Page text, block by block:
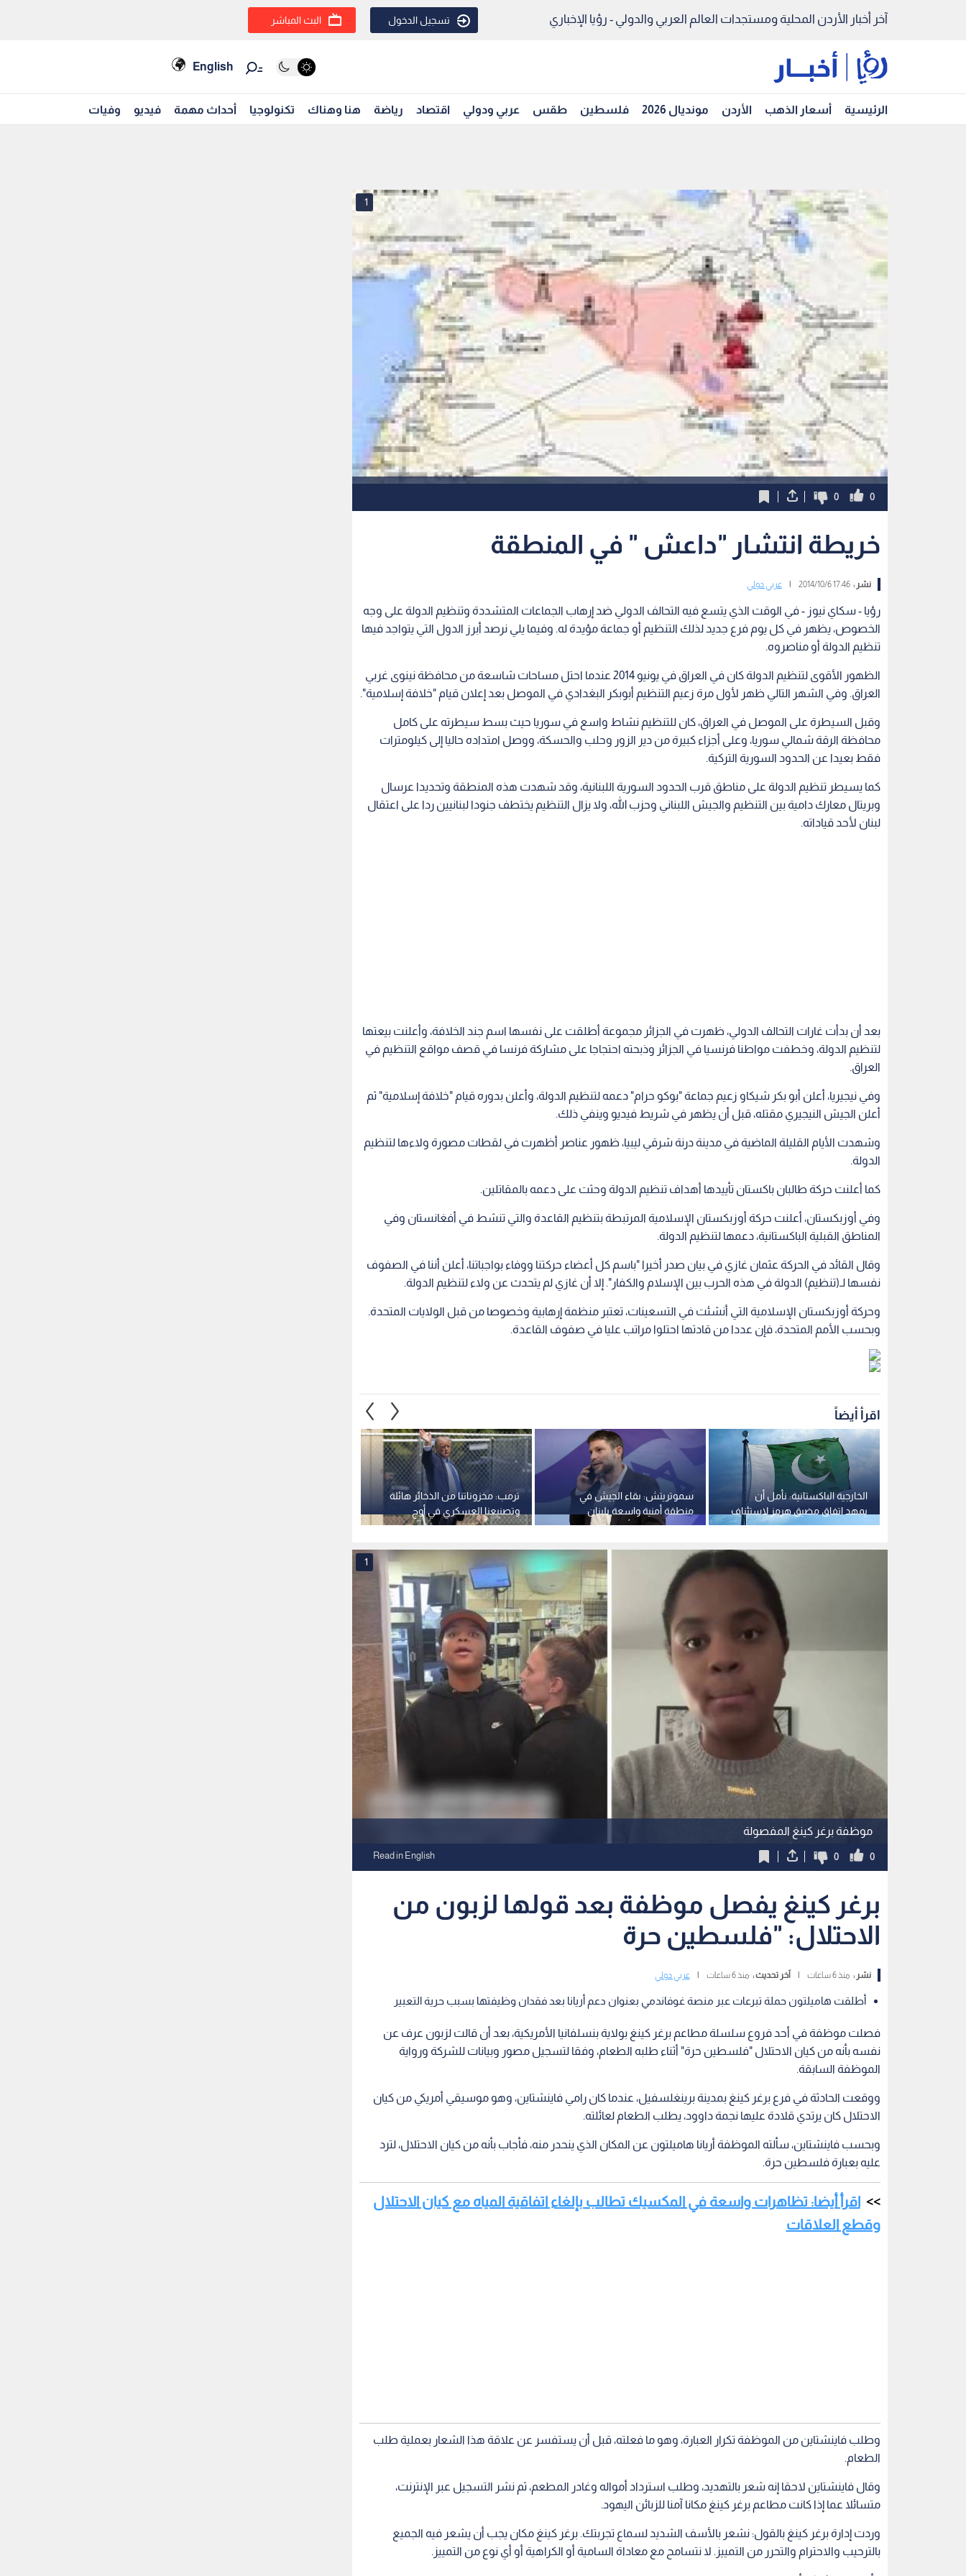
آخر أخبار الأردن المحلية ومستجدات العالم العربي والدولي - رؤيا الإخباري تسجيل الدخول البث المباشر
English
الرئيسية أسعار الذهب الأردن مونديال 2026 فلسطين طقس عربي ودولي اقتصاد رياضة هنا وهناك تكنولوجيا أحداث مهمة فيديو وفيات
1
0
0
خريطة انتشار "داعش " في المنطقة
نشر :17:46 2014/10/6 عربي دولي
رؤيا - سكاي نيوز - في الوقت الذي يتسع فيه التحالف الدولي ضد إرهاب الجماعات المتشددة وتنظيم الدولة على وجه
الخصوص، يظهر في كل يوم فرع جديد لذلك التنظيم أو جماعة مؤيدة له. وفيما يلي نرصد أبرز الدول التي يتواجد فيها
تنظيم الدولة أو مناصروه.
الظهور الأقوى لتنظيم الدولة كان في العراق في يونيو 2014 عندما احتل مساحات شاسعة من محافظة نينوى غربي
العراق. وفي الشهر التالي ظهر لأول مرة زعيم التنظيم أبوبكر البغدادي في الموصل بعد إعلان قيام "خلافة إسلامية".
وقبل السيطرة على الموصل في العراق، كان للتنظيم نشاط واسع في سوريا حيث بسط سيطرته على كامل
محافظة الرقة شمالي سوريا، وعلى أجزاء كبيرة من دير الزور وحلب والحسكة، ووصل امتداده حاليا إلى كيلومترات
فقط بعيدا عن الحدود السورية التركية.
كما يسيطر تنظيم الدولة على مناطق قرب الحدود السورية اللبنانية، وقد شهدت هذه المنطقة وتحديدا عرسال
وبريتال معارك دامية بين التنظيم والجيش اللبناني وحزب الله، ولا يزال التنظيم يختطف جنودا لبنانيين ردا على اعتقال
لبنان لأحد قياداته.
بعد أن بدأت غارات التحالف الدولي، ظهرت في الجزائر مجموعة أطلقت على نفسها اسم جند الخلافة، وأعلنت بيعتها
لتنظيم الدولة، وخطفت مواطنا فرنسيا في الجزائر وذبحته احتجاجا على مشاركة فرنسا في قصف مواقع التنظيم في
العراق.
وفي نيجيريا، أعلن أبو بكر شيكاو زعيم جماعة "بوكو حرام" دعمه لتنظيم الدولة، وأعلن بدوره قيام "خلافة إسلامية" ثم
أعلن الجيش النيجيري مقتله، قبل أن يظهر في شريط فيديو وينفي ذلك.
وشهدت الأيام القليلة الماضية في مدينة درنة شرقي ليبيا، ظهور عناصر أظهرت في لقطات مصورة ولاءها لتنظيم
الدولة.
كما أعلنت حركة طالبان باكستان تأييدها أهداف تنظيم الدولة وحثت على دعمه بالمقاتلين.
وفي أوزبكستان، أعلنت حركة أوزبكستان الإسلامية المرتبطة بتنظيم القاعدة والتي تنشط في أفغانستان وفي
المناطق القبلية الباكستانية، دعمها لتنظيم الدولة.
وقال القائد في الحركة عثمان غازي في بيان صدر أخيرا "باسم كل أعضاء حركتنا ووفاء بواجباتنا، أعلن أننا في الصفوف
نفسها لـ(تنظيم) الدولة في هذه الحرب بين الإسلام والكفار". إلا أن غازي لم يتحدث عن ولاء لتنظيم الدولة.
وحركة أوزبكستان الإسلامية التي أنشئت في التسعينات، تعتبر منظمة إرهابية وخصوصا من قبل الولايات المتحدة.
وبحسب الأمم المتحدة، فإن عددا من قادتها احتلوا مراتب عليا في صفوف القاعدة.
اقرأ أيضاً
ترمب: مخزوناتنا من الذخائر هائلة
وتصنيعنا العسكري في أوج
نشاطه
سموتريتش: بقاء الجيش في
منطقة أمنية واسعة بلبنان
ضروري لضمان أمن الشمال
الخارجية الباكستانية: نأمل أن
يمهد اتفاق مضيق هرمز لاستئناف
المحادثات بين واشنطن وطهران
موظفة برغر كينغ المفصولة
1
0
0
Read in English
برغر كينغ يفصل موظفة بعد قولها لزبون من
الاحتلال: "فلسطين حرة
نشر : منذ 6 ساعات آخر تحديث : منذ 6 ساعات عربي دولي
أطلقت هاميلتون حملة تبرعات عبر منصة غوفاندمي بعنوان دعم أريانا بعد فقدان وظيفتها بسبب حرية التعبير
فصلت موظفة في أحد فروع سلسلة مطاعم برغر كينغ بولاية بنسلفانيا الأمريكية، بعد أن قالت لزبون عرف عن
نفسه بأنه من كيان الاحتلال "فلسطين حرة" أثناء طلبه الطعام، وفقا لتسجيل مصور وبيانات للشركة ورواية
الموظفة السابقة.
ووقعت الحادثة في فرع برغر كينغ بمدينة برينغلسفيل، عندما كان رامي فاينشتاين، وهو موسيقي أمريكي من كيان
الاحتلال كان يرتدي قلادة عليها نجمة داوود، يطلب الطعام لعائلته.
وبحسب فاينشتاين، سألته الموظفة أريانا هاميلتون عن المكان الذي ينحدر منه، فأجاب بأنه من كيان الاحتلال، لترد
عليه بعبارة فلسطين حرة.
اقرأ أيضا: تظاهرات واسعة في المكسيك تطالب بإلغاء اتفاقية المياه مع كيان الاحتلال
وقطع العلاقات
وطلب فاينشتاين من الموظفة تكرار العبارة، وهو ما فعلته، قبل أن يستفسر عن علاقة هذا الشعار بعملية طلب
الطعام.
وقال فاينشتاين لاحقا إنه شعر بالتهديد، وطلب استرداد أمواله وغادر المطعم، ثم نشر التسجيل عبر الإنترنت،
متسائلا عما إذا كانت مطاعم برغر كينغ مكانا آمنا للزبائن اليهود.
وردت إدارة برغر كينغ بالقول: نشعر بالأسف الشديد لسماع تجربتك. برغر كينغ مكان يجب أن يشعر فيه الجميع
بالترحيب والاحترام والتحرر من التمييز. لا نتسامح مع معاداة السامية أو الكراهية أو أي نوع من التمييز.